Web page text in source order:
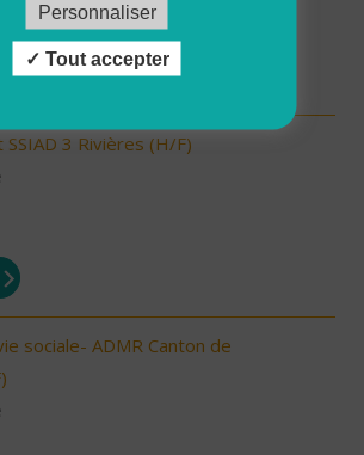
SSIAD 3 Rivières (H/F)
sociale- ADMR Canton de
Personnaliser
Tout accepter